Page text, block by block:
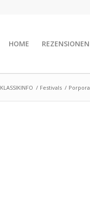
HOME REZENSIONEN
KLASSIKINFO / Festivals /